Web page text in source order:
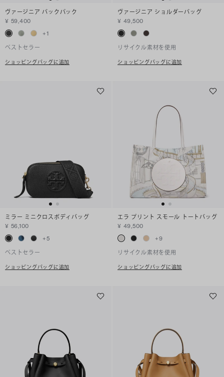
ヴァージニア バックパック
¥ 59,400
+1
ベストセラー
ショッピングバッグに追加
ヴァージニア ショルダーバッグ
¥ 49,500
リサイクル素材を使用
ショッピングバッグに追加
ミラー ミニクロスボディバッグ
¥ 56,100
+5
ベストセラー
ショッピングバッグに追加
エラ プリント スモール トートバッグ
¥ 49,500
+9
リサイクル素材を使用
ショッピングバッグに追加